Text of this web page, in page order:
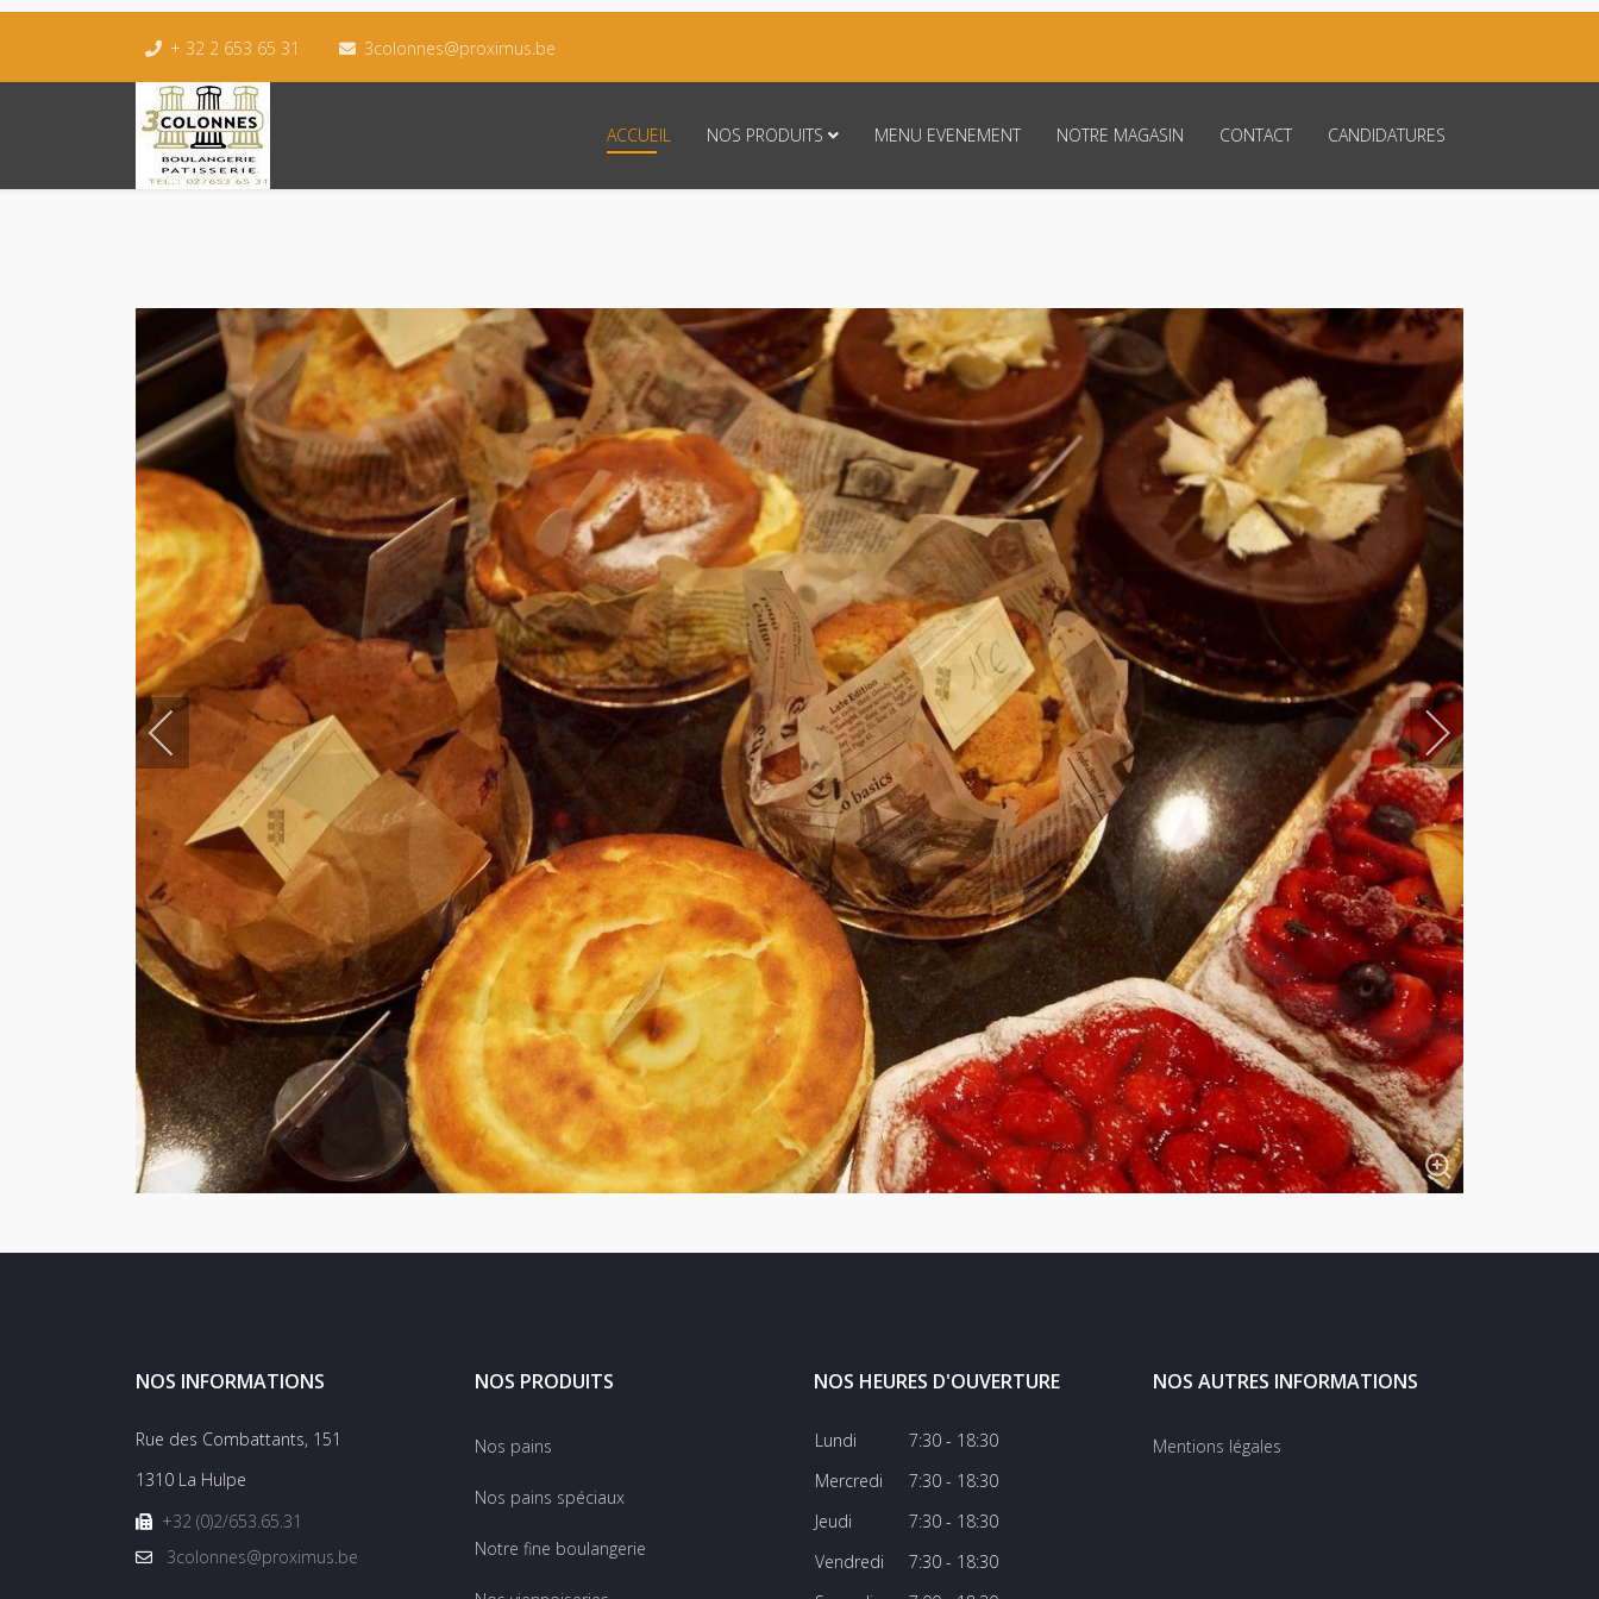
+ 32 2 653 65 31 3colonnes@proximus.be
ACCUEIL NOS PRODUITS MENU EVENEMENT NOTRE MAGASIN CONTACT CANDIDATURES
NOS INFORMATIONS
Rue des Combattants, 151
1310 La Hulpe
+32 (0)2/653.65.31
3colonnes@proximus.be
NOS PRODUITS
Nos pains
Nos pains spéciaux
Notre fine boulangerie
NOS HEURES D'OUVERTURE
Lundi
Mercredi
Jeudi
Vendredi
7:30 - 18:30
7:30 - 18:30
7:30 - 18:30
7:30 - 18:30
NOS AUTRES INFORMATIONS
Mentions légales